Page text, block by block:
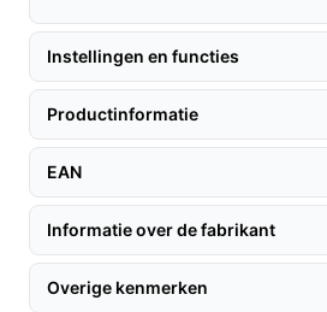
LED-verlichting: De
verlicht donkere hoeken en
plekken, zodat je niets mist
schoonmaken.
Gebruik & praktische tips
Om het meeste uit je OOQE V-
volg deze tips voor optimaal
Installatie & setup
Instellingen en functies
Productinformatie
EAN
Informatie over de fabrikant
Overige kenmerken